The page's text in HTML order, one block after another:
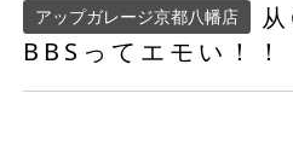
アップガレージ京都八幡店
BBSってエモい！！